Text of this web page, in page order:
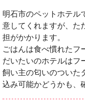
明石市のペットホテル
意してくれますが、た
担がかかります。
ごはんは食べ慣れたフ
だいたいのホテルはフ
飼い主の匂いのついた
込み可能かどうかも、